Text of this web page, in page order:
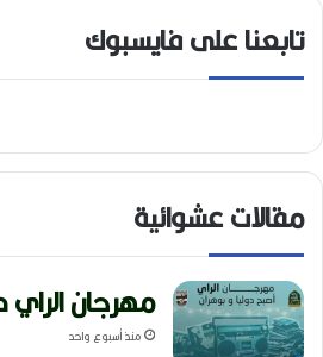
تابعنا على فايسبوك
مقالات عشوائية
مهرجان
منذ أسبوع واحد